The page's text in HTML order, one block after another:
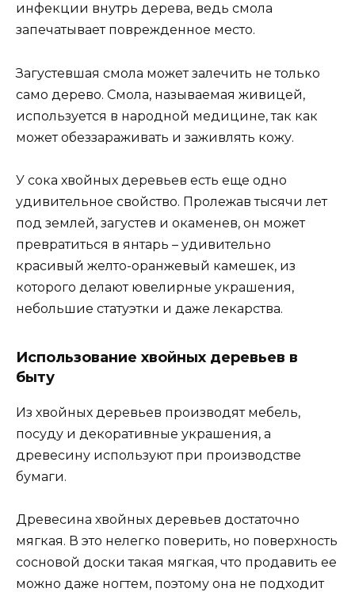
инфекции внутрь дерева, ведь смола
запечатывает поврежденное место.
Загустевшая смола может залечить не только
само дерево. Смола, называемая живицей,
используется в народной медицине, так как
может обеззараживать и заживлять кожу.
У сока хвойных деревьев есть еще одно
удивительное свойство. Пролежав тысячи лет
под землей, загустев и окаменев, он может
превратиться в янтарь – удивительно
красивый желто-оранжевый камешек, из
которого делают ювелирные украшения,
небольшие статуэтки и даже лекарства.
Использование хвойных деревьев в
быту
Из хвойных деревьев производят мебель,
посуду и декоративные украшения, а
древесину используют при производстве
бумаги.
Древесина хвойных деревьев достаточно
мягкая. В это нелегко поверить, но поверхность
сосновой доски такая мягкая, что продавить ее
можно даже ногтем, поэтому она не подходит